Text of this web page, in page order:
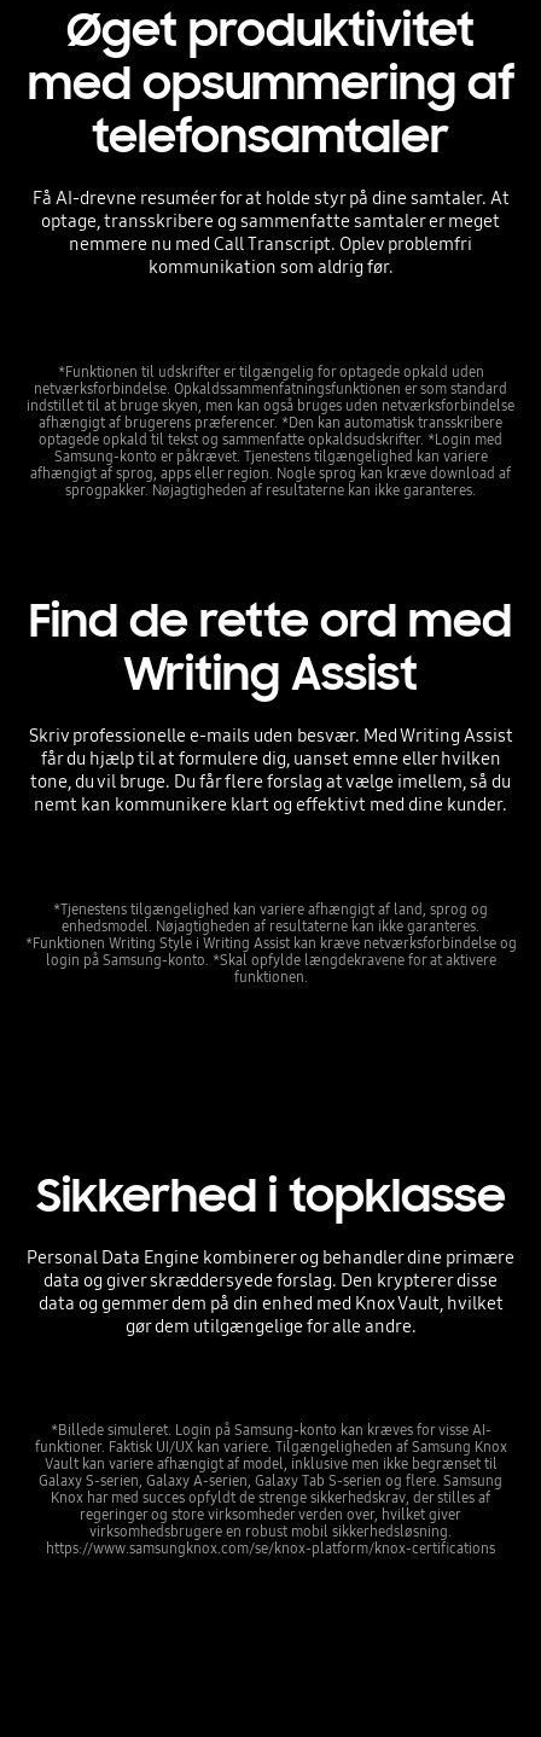
Øget produktivitet
med opsummering af
telefonsamtaler
Få AI-drevne resuméer for at holde styr på dine samtaler. At
optage, transskribere og sammenfatte samtaler er meget
nemmere nu med Call Transcript. Oplev problemfri
kommunikation som aldrig før.
*Funktionen til udskrifter er tilgængelig for optagede opkald uden
netværksforbindelse. Opkaldssammenfatningsfunktionen er som standard
indstillet til at bruge skyen, men kan også bruges uden netværksforbindelse
afhængigt af brugerens præferencer. *Den kan automatisk transskribere
optagede opkald til tekst og sammenfatte opkaldsudskrifter. *Login med
Samsung-konto er påkrævet. Tjenestens tilgængelighed kan variere
afhængigt af sprog, apps eller region. Nogle sprog kan kræve download af
sprogpakker. Nøjagtigheden af resultaterne kan ikke garanteres.
Find de rette ord med
Writing Assist
Skriv professionelle e-mails uden besvær. Med Writing Assist
får du hjælp til at formulere dig, uanset emne eller hvilken
tone, du vil bruge. Du får flere forslag at vælge imellem, så du
nemt kan kommunikere klart og effektivt med dine kunder.
*Tjenestens tilgængelighed kan variere afhængigt af land, sprog og
enhedsmodel. Nøjagtigheden af resultaterne kan ikke garanteres.
*Funktionen Writing Style i Writing Assist kan kræve netværksforbindelse og
login på Samsung-konto. *Skal opfylde længdekravene for at aktivere
funktionen.
Sikkerhed i topklasse
Personal Data Engine kombinerer og behandler dine primære
data og giver skræddersyede forslag. Den krypterer disse
data og gemmer dem på din enhed med Knox Vault, hvilket
gør dem utilgængelige for alle andre.
*Billede simuleret. Login på Samsung-konto kan kræves for visse AI-
funktioner. Faktisk UI/UX kan variere. Tilgængeligheden af Samsung Knox
Vault kan variere afhængigt af model, inklusive men ikke begrænset til
Galaxy S-serien, Galaxy A-serien, Galaxy Tab S-serien og flere. Samsung
Knox har med succes opfyldt de strenge sikkerhedskrav, der stilles af
regeringer og store virksomheder verden over, hvilket giver
virksomhedsbrugere en robust mobil sikkerhedsløsning.
https://www.samsungknox.com/se/knox-platform/knox-certifications